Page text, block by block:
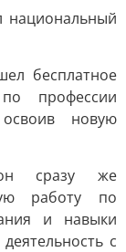
национальный
бесплатное
профессии
новую
сразу же
работу по
и навыки
с